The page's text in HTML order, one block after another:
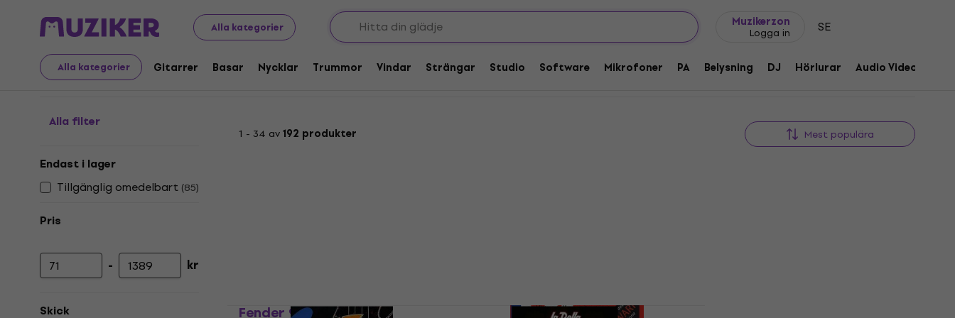
Alla kategorier
Muzikerzon
Logga in SE
Alla kategorier Gitarrer Basar Nycklar Trummor Vindar Strängar Studio Software Mikrofoner PA Belysning DJ Hörlurar Audio Video
Musikinstrument Basar Strängar för basar Flatwound bassträngar
Flatwound bassträngar
Alla filter
Endast i lager
Tillgänglig omedelbart (85)
Pris
Lägsta pris
- Högsta priskr
Skick
1 - 34 av192 produkter Mest populära
Fender 9050L 45-100